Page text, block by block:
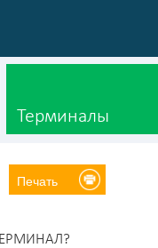
Терминалы
Печать